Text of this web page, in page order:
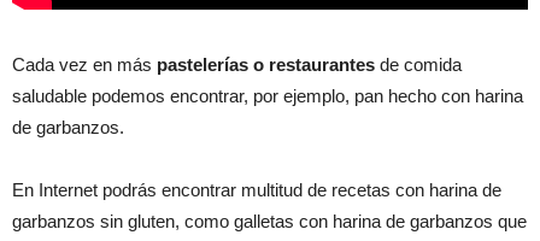
Cada vez en más pastelerías o restaurantes de comida
saludable podemos encontrar, por ejemplo, pan hecho con harina
de garbanzos.
En Internet podrás encontrar multitud de recetas con harina de
garbanzos sin gluten, como galletas con harina de garbanzos que